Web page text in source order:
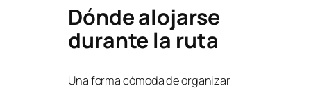
Dónde alojarse
durante la ruta
Una forma cómoda de organizar